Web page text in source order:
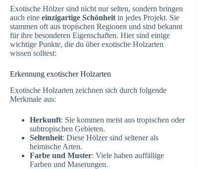
Exotische Hölzer sind nicht nur selten, sondern bringen
auch eine einzigartige Schönheit in jedes Projekt. Sie
stammen oft aus tropischen Regionen und sind bekannt
für ihre besonderen Eigenschaften. Hier sind einige
wichtige Punkte, die du über exotische Holzarten
wissen solltest:
Erkennung exotischer Holzarten
Exotische Holzarten zeichnen sich durch folgende
Merkmale aus:
Herkunft: Sie kommen meist aus tropischen oder
subtropischen Gebieten.
Seltenheit: Diese Hölzer sind seltener als
heimische Arten.
Farbe und Muster: Viele haben auffällige
Farben und Maserungen.